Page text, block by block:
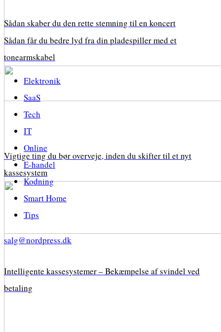
Sådan skaber du den rette stemning til en koncert
Sådan får du bedre lyd fra din pladespiller med et
tonearmskabel
Vigtige ting du bør overveje, inden du skifter til et nyt
kassesystem
Intelligente kassesystemer – Bekæmpelse af svindel ved
betaling
Elektronik
SaaS
Tech
IT
Online
E-handel
Kodning
Smart Home
Tips
salg@nordpress.dk